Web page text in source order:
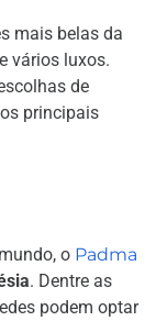
mais belas da
vários luxos.
de
principais
o Padma
. Dentre as
podem optar